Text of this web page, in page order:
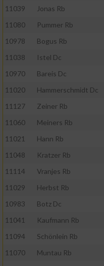
11039
Jonas Rb
11080
Pummer Rb
10978
Bogus Rb
11038
Istel Dc
10970
Bareis Dc
11020
Hammerschmidt Dc
11127
Zeiner Rb
11060
Meiners Rb
11021
Hann Rb
11048
Kratzer Rb
11114
Vranjes Rb
11029
Herbst Rb
10983
Botz Dc
11041
Kaufmann Rb
11094
Schönlein Rb
11070
Muntau Rb